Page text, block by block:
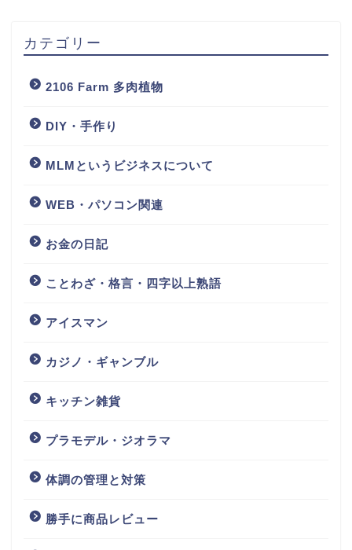
カテゴリー
2106 Farm 多肉植物
DIY・手作り
MLMというビジネスについて
WEB・パソコン関連
お金の日記
ことわざ・格言・四字以上熟語
アイスマン
カジノ・ギャンブル
キッチン雑貨
プラモデル・ジオラマ
体調の管理と対策
勝手に商品レビュー